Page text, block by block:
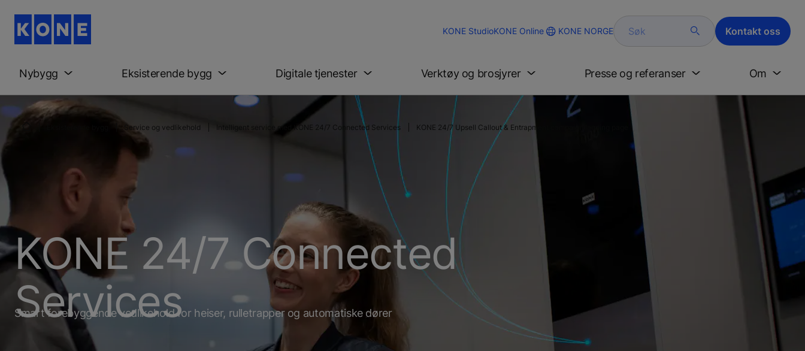
KONE StudioKONE Online KONE NORGE Søk Kontakt oss
Nybygg Eksisterende bygg Digitale tjenester Verktøy og brosjyrer Presse og referanser Om
Service og vedlikehold Intelligent service med KONE 24/7 Connected Services KONE 24/7 Upsell Callout & Entrapment campaign landing page
KONE 24/7 Connected
Services
Smart forebyggende vedlikehold for heiser, rulletrapper og automatiske dører